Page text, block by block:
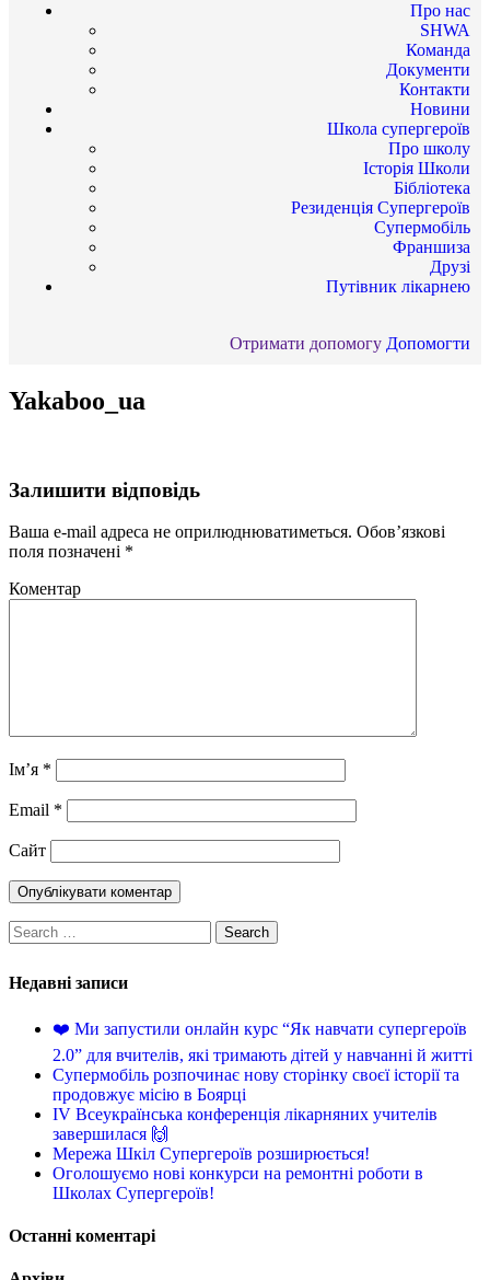
Про нас
SHWA
Команда
Документи
Контакти
Новини
Школа супергероїв
Про школу
Історія Школи
Бібліотека
Резиденція Супергероїв
Супермобіль
Франшиза
Друзі
Путівник лікарнею
Отримати допомогу Допомогти
Yakaboo_ua
Залишити відповідь
Ваша e-mail адреса не оприлюднюватиметься. Обов’язкові
поля позначені *
Коментар
Ім’я *
Email *
Сайт
Недавні записи
❤️ Ми запустили онлайн курс “Як навчати супергероїв
2.0” для вчителів, які тримають дітей у навчанні й житті
Супермобіль розпочинає нову сторінку своєї історії та
продовжує місію в Боярці
IV Всеукраїнська конференція лікарняних учителів
завершилася 🙌
Мережа Шкіл Супергероїв розширюється!
Оголошуємо нові конкурси на ремонтні роботи в
Школах Супергероїв!
Останні коментарі